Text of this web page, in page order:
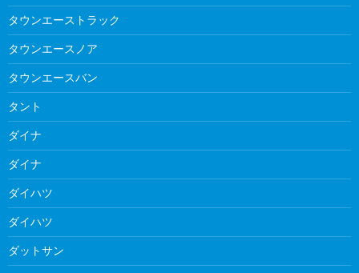
タウンエーストラック
タウンエースノア
タウンエースバン
タント
ダイナ
ダイナ
ダイハツ
ダイハツ
ダットサン